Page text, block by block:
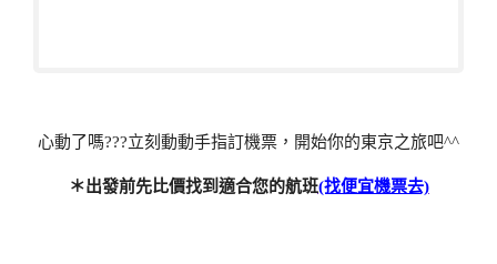
心動了嗎???立刻動動手指訂機票，開始你的東京之旅吧^^
＊出發前先比價找到適合您的航班(找便宜機票去)